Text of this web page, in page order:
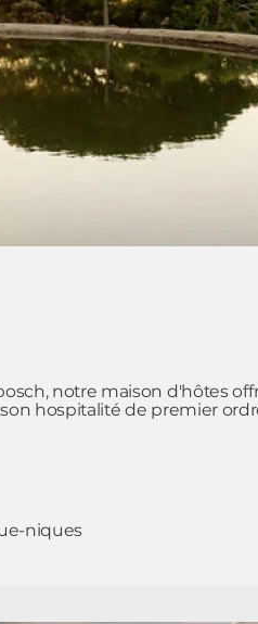
notre maison d'hôtes
hospitalité de premier
niques